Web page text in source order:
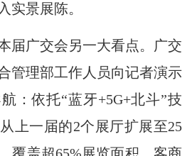
实景展陈。
广交会另一大看点。广交
管理部工作人员向记者演示
：依托“蓝牙+5G+北斗”技
上一届的2个展厅扩展至25